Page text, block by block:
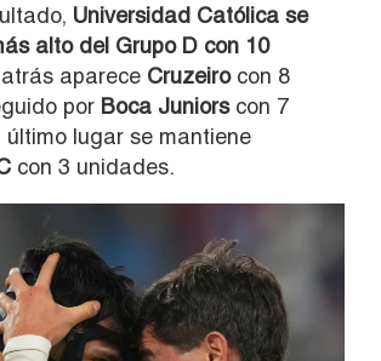
Universidad Católica se
alto del Grupo D con 10
aparece Cruzeiro con 8
por Boca Juniorscon 7
último lugar se mantiene
con 3 unidades.